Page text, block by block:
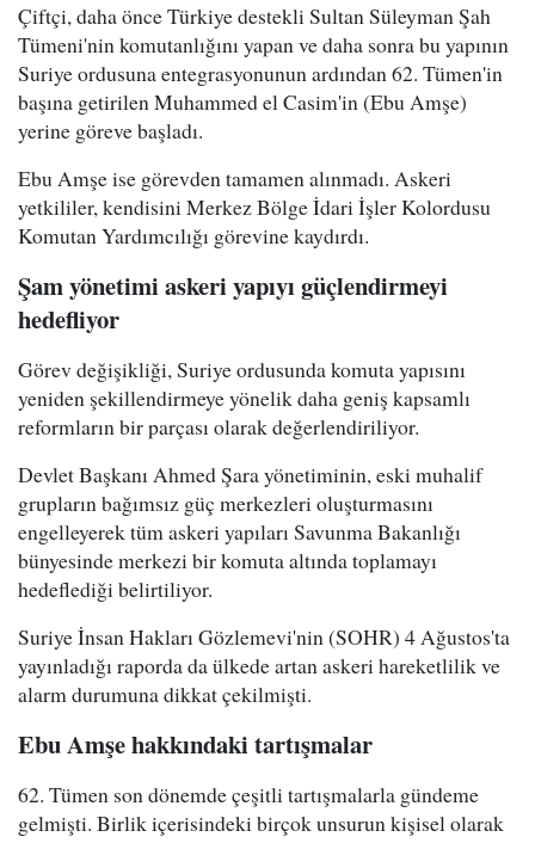
Çiftçi, daha önce Türkiye destekli Sultan Süleyman Şah
Tümeni'nin komutanlığını yapan ve daha sonra bu yapının
Suriye ordusuna entegrasyonunun ardından 62. Tümen'in
başına getirilen Muhammed el Casim'in (Ebu Amşe)
yerine göreve başladı.
Ebu Amşe ise görevden tamamen alınmadı. Askeri
yetkililer, kendisini Merkez Bölge İdari İşler Kolordusu
Komutan Yardımcılığı görevine kaydırdı.
Şam yönetimi askeri yapıyı güçlendirmeyi
hedefliyor
Görev değişikliği, Suriye ordusunda komuta yapısını
yeniden şekillendirmeye yönelik daha geniş kapsamlı
reformların bir parçası olarak değerlendiriliyor.
Devlet Başkanı Ahmed Şara yönetiminin, eski muhalif
grupların bağımsız güç merkezleri oluşturmasını
engelleyerek tüm askeri yapıları Savunma Bakanlığı
bünyesinde merkezi bir komuta altında toplamayı
hedeflediği belirtiliyor.
Suriye İnsan Hakları Gözlemevi'nin (SOHR) 4 Ağustos'ta
yayınladığı raporda da ülkede artan askeri hareketlilik ve
alarm durumuna dikkat çekilmişti.
Ebu Amşe hakkındaki tartışmalar
62. Tümen son dönemde çeşitli tartışmalarla gündeme
gelmişti. Birlik içerisindeki birçok unsurun kişisel olarak